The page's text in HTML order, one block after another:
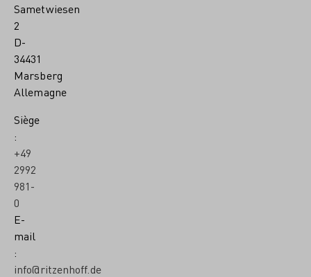
Sametwiesen
2
D-
34431
Marsberg
Allemagne
Siège
:
+49
2992
981-
0
E-
mail
:
info@ritzenhoff.de